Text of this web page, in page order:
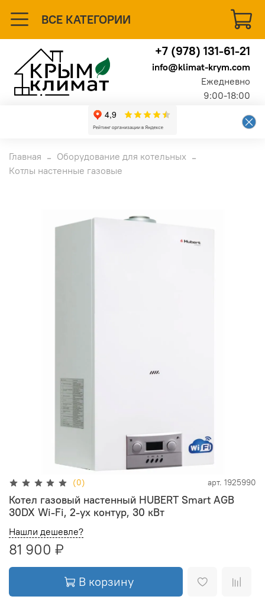
ВСЕ КАТЕГОРИИ
+7 (978) 131-61-21
info@klimat-krym.com
Ежедневно
9:00-18:00
Главная
Оборудование для котельных
Котлы настенные газовые
(0) арт. 1925990
Котел газовый настенный HUBERT Smart AGB
30DX Wi-Fi, 2-ух контур, 30 кВт
Нашли дешевле?
81 900 ₽
В корзину